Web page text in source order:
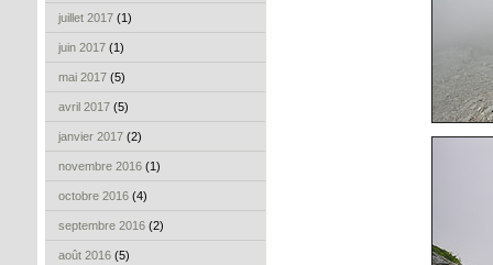
juillet 2017 (1)
juin 2017 (1)
mai 2017 (5)
avril 2017 (5)
janvier 2017 (2)
novembre 2016 (1)
octobre 2016 (4)
septembre 2016 (2)
août 2016 (5)